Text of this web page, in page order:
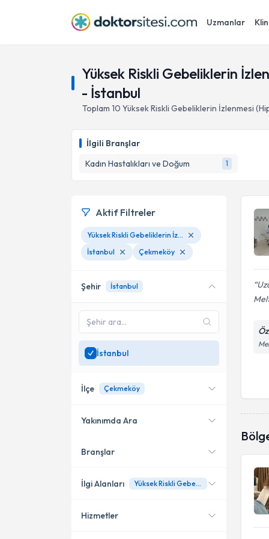
Uzmanlar
Yüksek Riskli Gebeliklerin
- İstanbul
Toplam 10 Yüksek Riskli Gebeliklerin İzlenmesi
İlgili Branşlar
Kadın Hastalıkları ve Doğum
1
Aktif Filtreler
Yüksek Riskli Gebeliklerin İzlenmesi (Hipertansif, Diyabetik Gebelikler Gibi.)
İstanbul
Çekmeköy
Şehir İstanbul
İstanbul
İlçe Çekmeköy
Kadıköy
Bakırköy
Yakınımda Ara
Konumuma yakın uzmanları
Branşlar
Kadın Hastalıkları ve Doğum
İlgi Alanları Yüksek Riskli Gebeliklerin İzlenmesi (Hipertansif, Diyabetik Gebelikler Gibi.)
Hizmetler